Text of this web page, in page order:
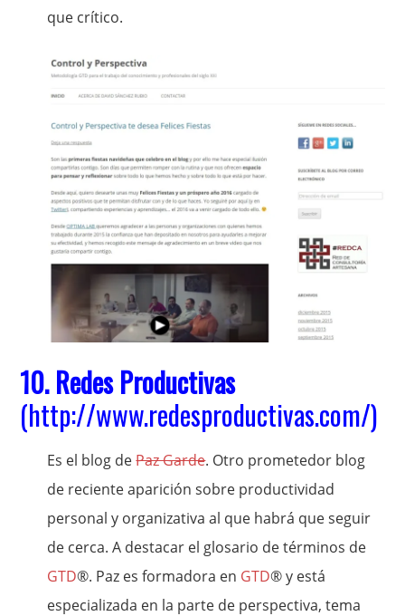
que crítico.
10.Redes Productivas
(http://www.redesproductivas.com/)
Es el blog dePaz Garde. Otro prometedor blog
de reciente aparición sobre productividad
personal y organizativa al que habrá que seguir
de cerca. A destacar el glosario de términos de
GTD®. Paz es formadora en GTD® y está
especializada en la parte de perspectiva, tema